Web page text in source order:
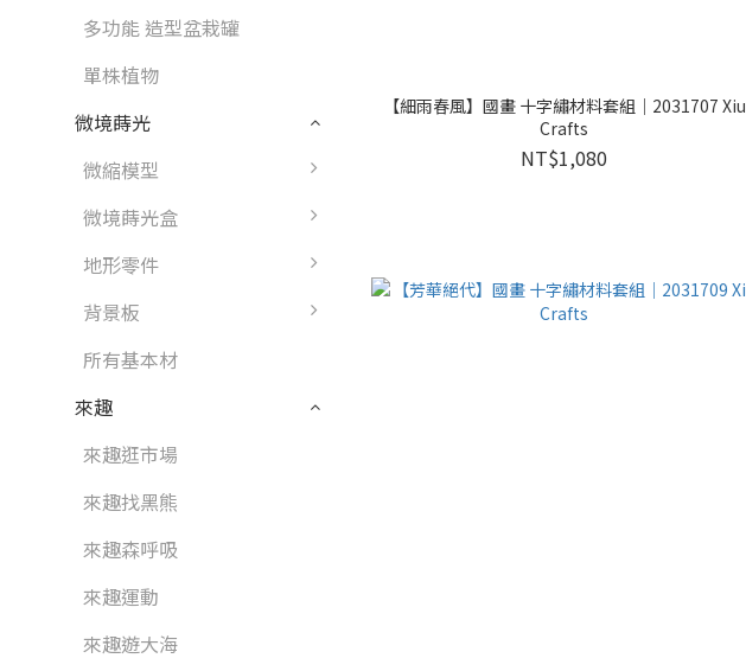
多功能 造型盆栽罐
單株植物
微境蒔光
微縮模型
微境蒔光盒
地形零件
背景板
所有基本材
來趣
來趣逛市場
來趣找黑熊
來趣森呼吸
來趣運動
來趣遊大海
【細雨春風】國畫 十字繡材料套組｜2031707 Xiu
Crafts
NT$1,080